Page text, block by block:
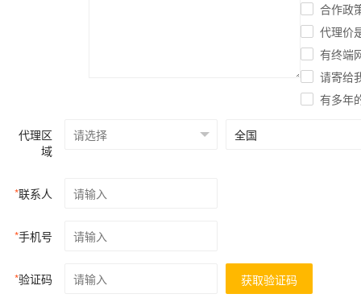
合作政
代理价
有终端
请寄给
有多年
代理区
域
*联系人
*手机号
*验证码 获取验证码